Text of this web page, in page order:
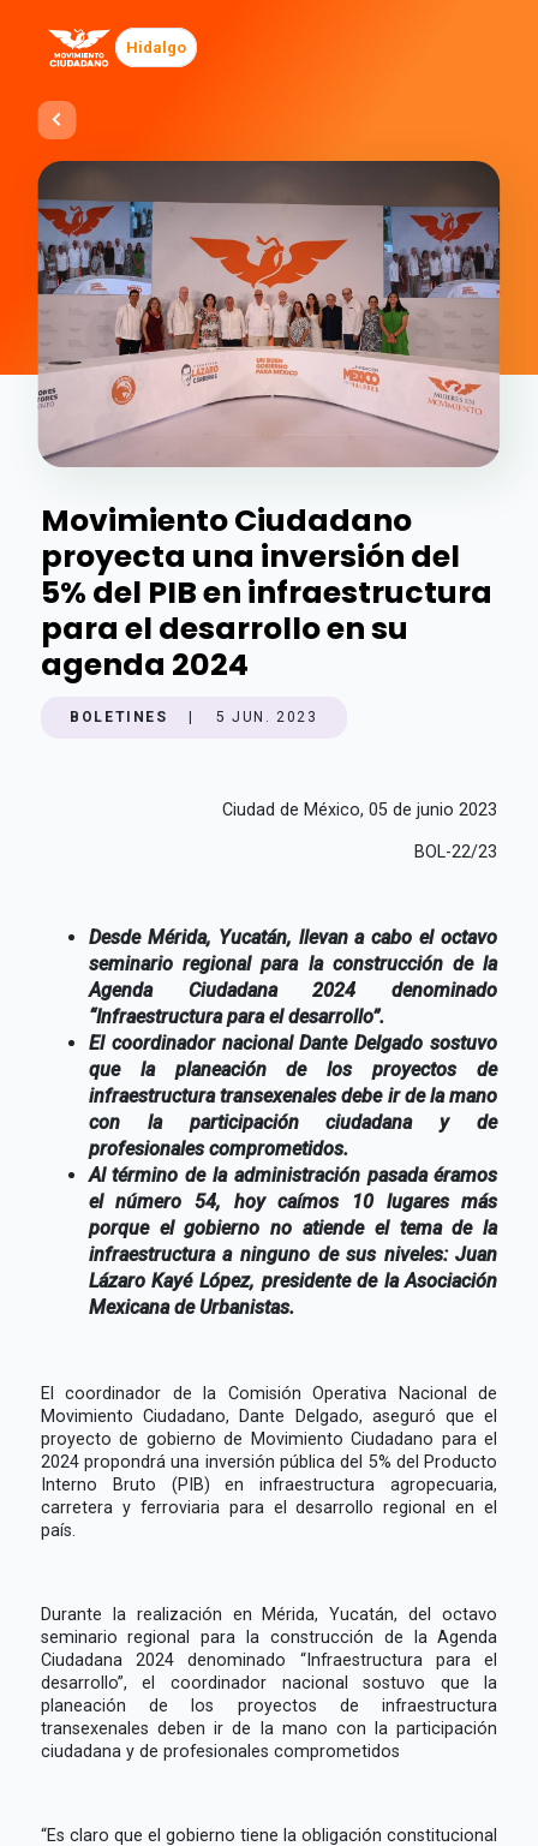
Hidalgo
Movimiento Ciudadano
proyecta una inversión del
5% del PIB en infraestructura
para el desarrollo en su
agenda 2024
BOLETINES 5 JUN. 2023
Ciudad de México, 05 de junio 2023
BOL-22/23
Desde Mérida, Yucatán, llevan a cabo el octavo
seminario regional para la construcción de la
Agenda Ciudadana 2024 denominado
“Infraestructura para el desarrollo”.
El coordinador nacional Dante Delgado sostuvo
que la planeación de los proyectos de
infraestructura transexenales debe ir de la mano
con la participación ciudadana y de
profesionales comprometidos.
Al término de la administración pasada éramos
el número 54, hoy caímos 10 lugares más
porque el gobierno no atiende el tema de la
infraestructura a ninguno de sus niveles: Juan
Lázaro Kayé López, presidente de la Asociación
Mexicana de Urbanistas.
El coordinador de la Comisión Operativa Nacional de
Movimiento Ciudadano, Dante Delgado, aseguró que el
proyecto de gobierno de Movimiento Ciudadano para el
2024 propondrá una inversión pública del 5% del Producto
Interno Bruto (PIB) en infraestructura agropecuaria,
carretera y ferroviaria para el desarrollo regional en el
país.
Durante la realización en Mérida, Yucatán, del octavo
seminario regional para la construcción de la Agenda
Ciudadana 2024 denominado “Infraestructura para el
desarrollo”, el coordinador nacional sostuvo que la
planeación de los proyectos de infraestructura
transexenales deben ir de la mano con la participación
ciudadana y de profesionales comprometidos
“Es claro que el gobierno tiene la obligación constitucional